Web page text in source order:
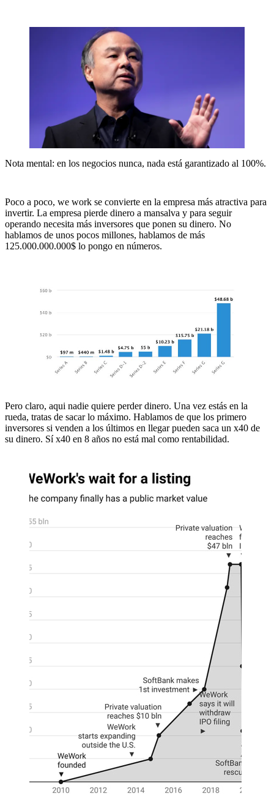
Nota mental: en los negocios nunca, nada está garantizado al 100%.
Poco a poco, we work se convierte en la empresa más atractiva para
invertir. La empresa pierde dinero a mansalva y para seguir
operando necesita más inversores que ponen su dinero. No
hablamos de unos pocos millones, hablamos de más
125.000.000.000$ lo pongo en números.
Pero claro, aqui nadie quiere perder dinero. Una vez estás en la
rueda, tratas de sacar lo máximo. Hablamos de que los primero
inversores si venden a los últimos en llegar pueden saca un x40 de
su dinero. Sí x40 en 8 años no está mal como rentabilidad.